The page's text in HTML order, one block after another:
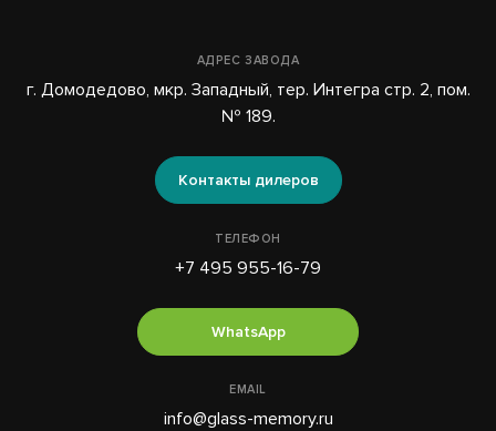
АДРЕС ЗАВОДА
г. Домодедово, мкр. Западный, тер. Интегра стр. 2, пом.
№ 189.
Контакты дилеров
ТЕЛЕФОН
+7 495 955-16-79
WhatsApp
EMAIL
info@glass-memory.ru